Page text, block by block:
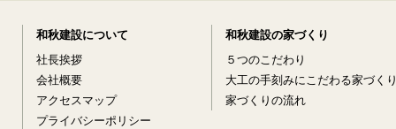
和秋建設について
社長挨拶
会社概要
アクセスマップ
プライバシーポリシー
和秋建設の家づくり
５つのこだわり
大工の手刻みにこだわる家づく
家づくりの流れ